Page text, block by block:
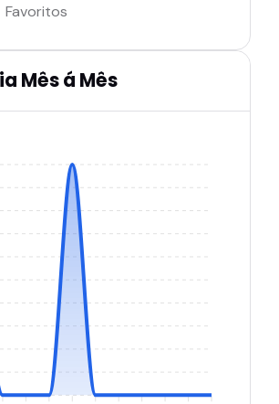
Favoritos
Mês á Mês